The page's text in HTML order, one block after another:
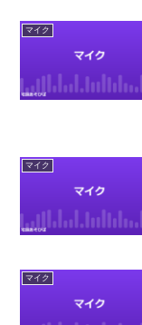
マイク
マイク
マイク